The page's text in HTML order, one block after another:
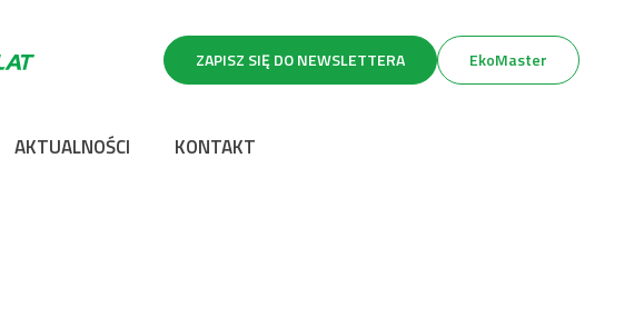
EkoMaster
ZAPISZ SIĘ DO NEWSLETTERA
AKTUALNOŚCI KONTAKT